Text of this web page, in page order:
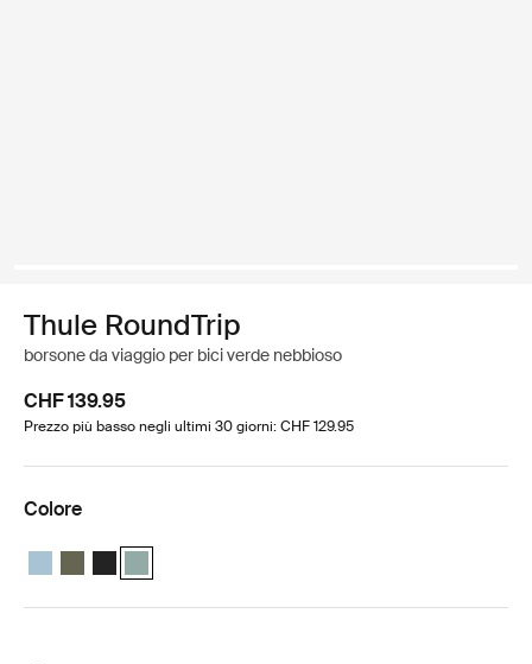
Thule RoundTrip
borsone da viaggio per bici verde nebbioso
CHF 139.95
Prezzo più basso negli ultimi 30 giorni: CHF 129.95
Colore
Thule RoundTrip bike duffel 55L Blu medio
Thule RoundTrip bike duffel 55L Cachi profondo
Thule RoundTrip bike duffel 55L Nero
Thule RoundTrip bike duffel 55L Verde nebbioso